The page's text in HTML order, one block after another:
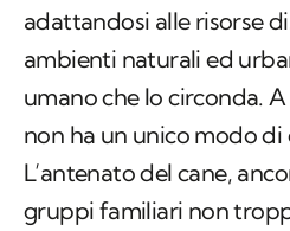
adattandosi alle risorse
ambienti naturali ed
umano che lo circonda.
non ha un unico modo di
L’antenato del cane,
gruppi familiari non